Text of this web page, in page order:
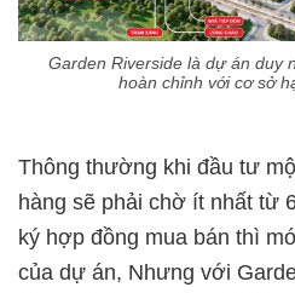
Garden Riverside là dự án duy
hoàn chỉnh với cơ sở
Thông thường khi đầu tư
hàng sẽ phải chờ ít nhất từ
ký hợp đồng mua bán thì
của dự án, Nhưng với